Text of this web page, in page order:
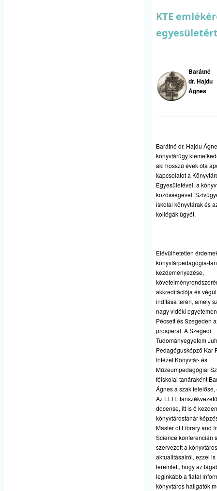
KTE
Barátné
dr. Hajdu
Ágnes
Barátné dr. Hajdu
könyvtárügy
aki hosszú évek óta
kapcsolatot a
Egyesületével, a
közösségével.
iskolai könyvtárak és
kollégák ügyét.
Elévülhetetlen
könyvtárpedagógia-
kezdeményezése,
akkreditációja és
indítása terén, amely
nagy vidéki
Pécsett és Szegeden
prosperál. A Szegedi
Tudományegyetem
Pedagógusképző Kar
Intézet Könyvtár- és
Múzeumpedagógiai
főiskolai tanáraként
Ágnes a szak
Az ELTE
docense, itt is ő
könyvtárostanár
Master of Library and
Science konferencián
szervezett a
aktualitásairól, ezzel
teremtett, hogy az
leginkább a fiatal
könyvtáros hallgatók